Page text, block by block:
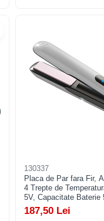
130337
Placa de Par fara Fir,
4 Trepte de
5V, Capacitate Baterie
Indreptat, Ondulat,
cm, Alb
187,50 Lei